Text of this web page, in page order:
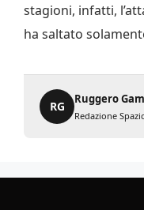
stagioni, infatti,
ha saltato
RG
Ruggero
Redazione